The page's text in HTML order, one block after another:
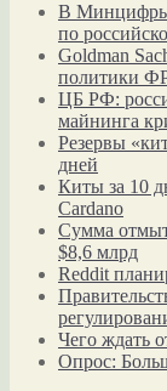
В Минцифры
по
Goldman
политики
ЦБ РФ:
майнинга
Резервы
дней
Киты за 10
Cardano
Сумма
$8,6 млрд
Reddit
Чего ждать
Опрос: